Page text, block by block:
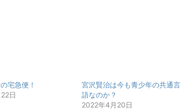
宅急便！
日
宮沢賢治は今も青少年の共通言
語なのか？
2022年4月20日